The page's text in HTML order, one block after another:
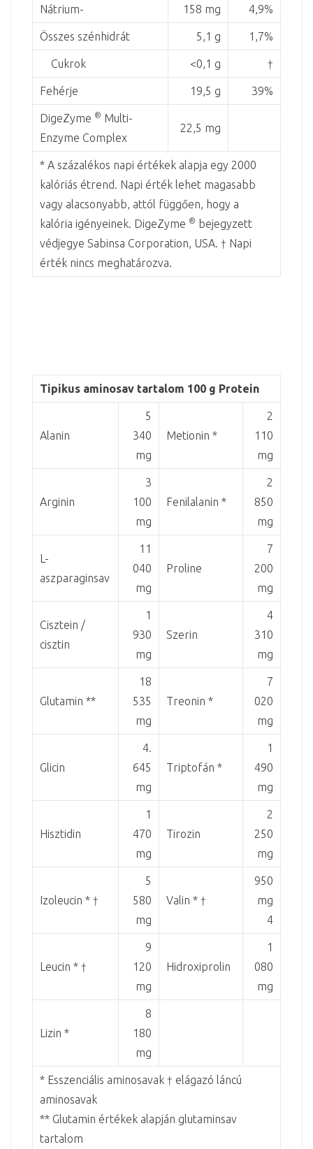
Nátrium- 158 mg 4,9%
Összes szénhidrát 5,1 g 1,7%
Cukrok <0,1 g †
Fehérje 19,5 g 39%
DigeZyme ® Multi-
Enzyme Complex
22,5 mg
* A százalékos napi értékek alapja egy 2000
kalóriás étrend. Napi érték lehet magasabb
vagy alacsonyabb, attól függően, hogy a
kalória igényeinek. DigeZyme ®
bejegyzett
védjegye Sabinsa Corporation, USA. † Napi
érték nincs meghatározva.
Tipikus aminosav tartalom 100 g Protein
Alanin
5
340
mg
Metionin *
2
110
mg
Arginin
3
100
mg
Fenilalanin *
2
850
mg
L-
aszparaginsav
11
040
mg
Proline
7
200
mg
Cisztein /
cisztin
1
930
mg
Szerin
4
310
mg
Glutamin **
18
535
mg
Treonin *
7
020
mg
Glicin
4.
645
mg
Triptofán *
1
490
mg
Hisztidin
1
470
mg
Tirozin
2
250
mg
Izoleucin * †
5
580
mg
Valin * †
950
mg
4
Leucin * †
9
120
mg
Hidroxiprolin
1
080
mg
Lizin *
8
180
mg
* Esszenciális aminosavak † elágazó láncú
aminosavak
** Glutamin értékek alapján glutaminsav
tartalom